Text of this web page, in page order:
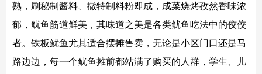
熟，刷秘制酱料、撒特制料粉即成，成菜烧烤孜然香味浓
郁，鱿鱼筋道鲜美，其味道之美是各类鱿鱼吃法中的佼佼
者。铁板鱿鱼尤其适合摆摊售卖，无论是小区门口还是马
路边边，每一个鱿鱼摊前都站满了购买的人群，学生、儿